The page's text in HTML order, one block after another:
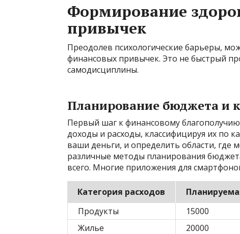
Формирование
привычек
Преодолев психологические барьеры,
финансовых привычек. Это не быстрый
самодисциплины.
Планирование бюджета и
Первый шаг к финансовому
доходы и расходы, классифицируя их по
ваши деньги, и определить области, где
различные методы планирования
всего. Многие приложения для
Категория расходов
Продукты
15000
Жилье
20000